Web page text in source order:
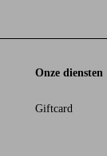
Onze diensten
Giftcard